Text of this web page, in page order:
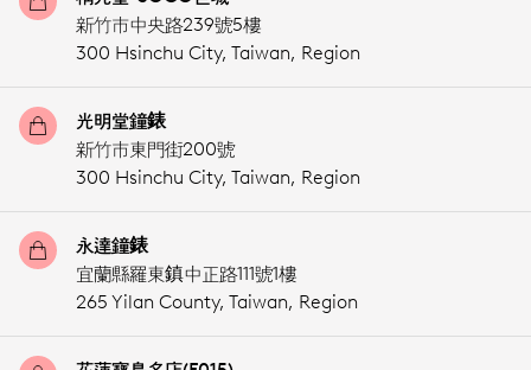
新竹市中央路239號5樓
300 Hsinchu City, Taiwan, Region
光明堂鐘錶
新竹市東門街200號
300 Hsinchu City, Taiwan, Region
永達鐘錶
宜蘭縣羅東鎮中正路111號1樓
265 Yilan County, Taiwan, Region